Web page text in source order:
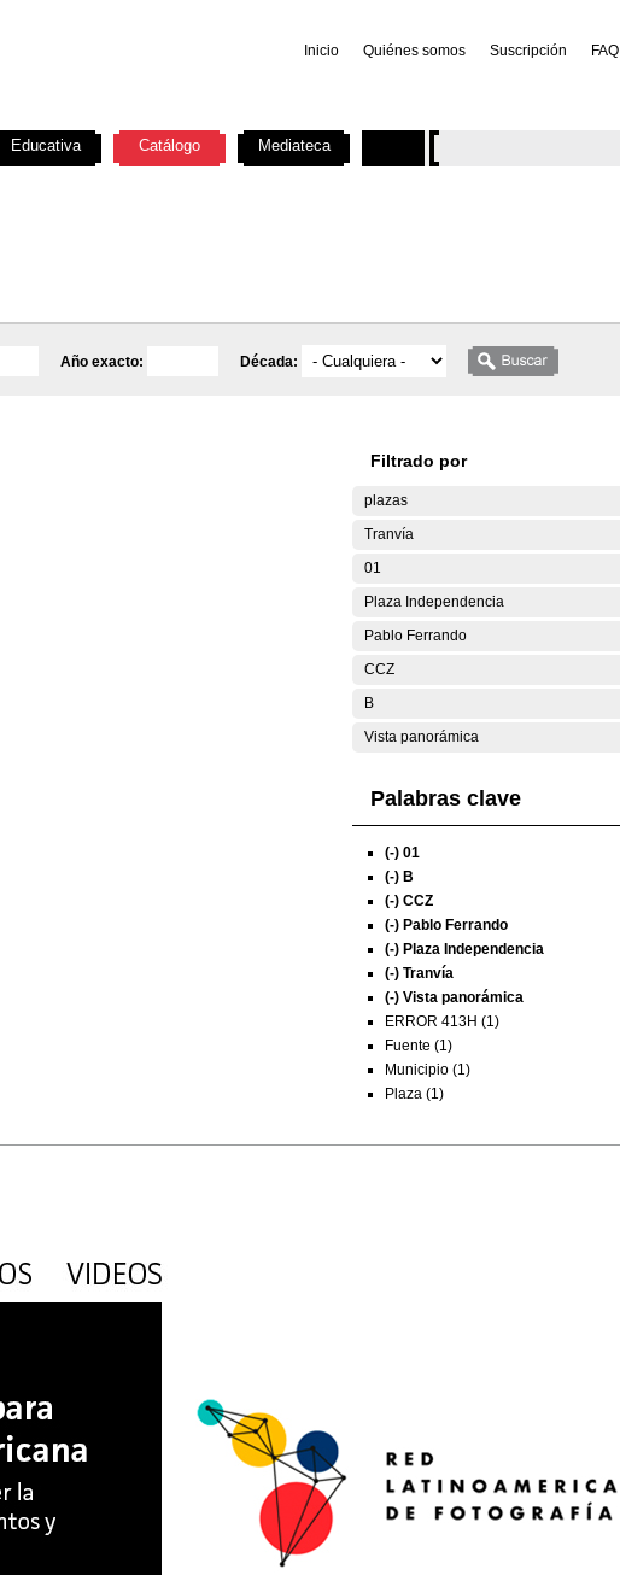
Inicio Quiénes somos Suscripción FAQ
Año exacto: Década:
Filtrado por
plazas
Tranvía
01
Plaza Independencia
Pablo Ferrando
CCZ
B
Vista panorámica
Palabras clave
(-) 01
(-) B
(-) CCZ
(-) Pablo Ferrando
(-) Plaza Independencia
(-) Tranvía
(-) Vista panorámica
ERROR 413H (1)
Fuente (1)
Municipio (1)
Plaza (1)
Educativa Catálogo Mediateca